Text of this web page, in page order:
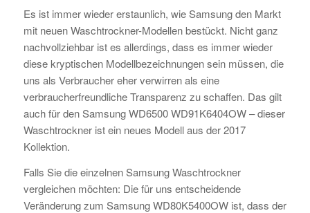
Es ist immer wieder erstaunlich, wie Samsung den Markt
mit neuen Waschtrockner-Modellen bestückt. Nicht ganz
nachvollziehbar ist es allerdings, dass es immer wieder
diese kryptischen Modellbezeichnungen sein müssen, die
uns als Verbraucher eher verwirren als eine
verbraucherfreundliche Transparenz zu schaffen. Das gilt
auch für den Samsung WD6500 WD91K6404OW – dieser
Waschtrockner ist ein neues Modell aus der 2017
Kollektion.
Falls Sie die einzelnen Samsung Waschtrockner
vergleichen möchten: Die für uns entscheidende
Veränderung zum Samsung WD80K5400OW ist, dass der